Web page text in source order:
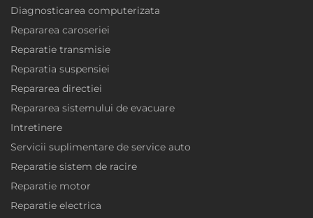
Diagnosticarea computerizata
Repararea caroseriei
Reparatie transmisie
Reparatia suspensiei
Repararea directiei
Repararea sistemului de evacuare
Intretinere
Servicii suplimentare de service auto
Reparatie sistem de racire
Reparatie motor
Reparatie electrica